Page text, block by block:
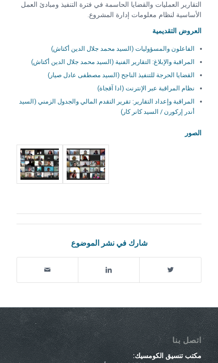
التقارير العمليات والقضايا الحاسمة في فترة التنفيذ ومبادئ العمل
الأساسية لنظام معلومات إدارة المشروع.
العروض التقديمية
الفاعلون والمسؤوليات (السيد محمد جلال الدين أكتاش)
المراقبة والإبلاغ: التقارير الفنية (السيد محمد جلال الدين أكتاش)
القضايا الحرجة للتنفيذ الناجح (السيد مصطفى عادل صيار)
نظام المراقبة عبر الإنترنت (ادا آقجاة)
المراقبة وإعداد التقارير: تقرير التقدم المالي والجدول الزمني (السيد
أندر إركورن / السيد كانر كار)
الصور
شارك في نشر الموضوع
اتصل بنا
مكتب تنسيق الكومسيك: